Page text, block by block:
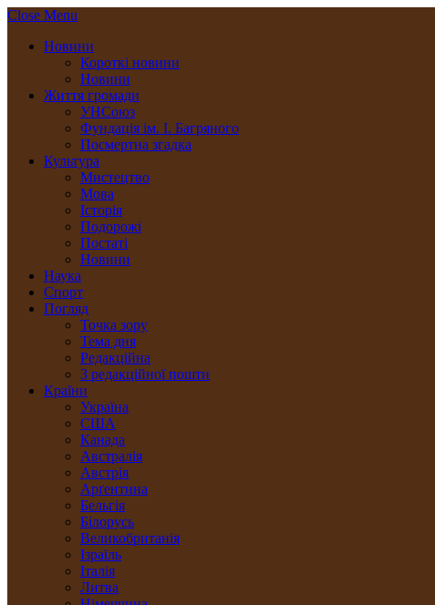
Close Menu
Новини
Короткі новини
Новини
Життя громади
УНСоюз
Фундація ім. І. Багряного
Посмертна згадка
Культура
Мистецтво
Мова
Історія
Подорожі
Постаті
Новини
Наука
Спорт
Погляд
Точка зору
Тема дня
Редакційна
З редакційної пошти
Країни
Україна
США
Канада
Австралія
Австрія
Арґентина
Бельгія
Білорусь
Великобританія
Ізраїль
Італія
Литва